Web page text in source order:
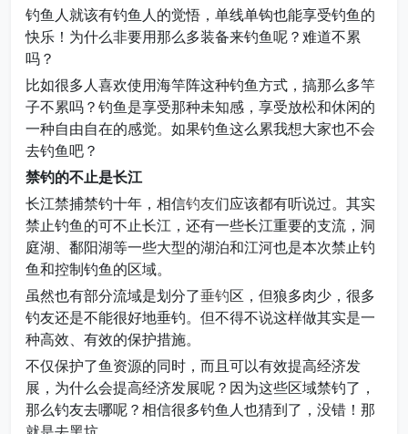
钓鱼人就该有钓鱼人的觉悟，单线单钩也能享受钓鱼的
快乐！为什么非要用那么多装备来钓鱼呢？难道不累
吗？
比如很多人喜欢使用海竿阵这种钓鱼方式，搞那么多竿
子不累吗？钓鱼是享受那种未知感，享受放松和休闲的
一种自由自在的感觉。如果钓鱼这么累我想大家也不会
去钓鱼吧？
禁钓的不止是长江
长江禁捕禁钓十年，相信钓友们应该都有听说过。其实
禁止钓鱼的可不止长江，还有一些长江重要的支流，洞
庭湖、鄱阳湖等一些大型的湖泊和江河也是本次禁止钓
鱼和控制钓鱼的区域。
虽然也有部分流域是划分了垂钓区，但狼多肉少，很多
钓友还是不能很好地垂钓。但不得不说这样做其实是一
种高效、有效的保护措施。
不仅保护了鱼资源的同时，而且可以有效提高经济发
展，为什么会提高经济发展呢？因为这些区域禁钓了，
那么钓友去哪呢？相信很多钓鱼人也猜到了，没错！那